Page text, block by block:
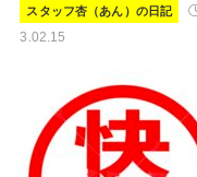
スタッフ杏（あん）の日記
3.02.15